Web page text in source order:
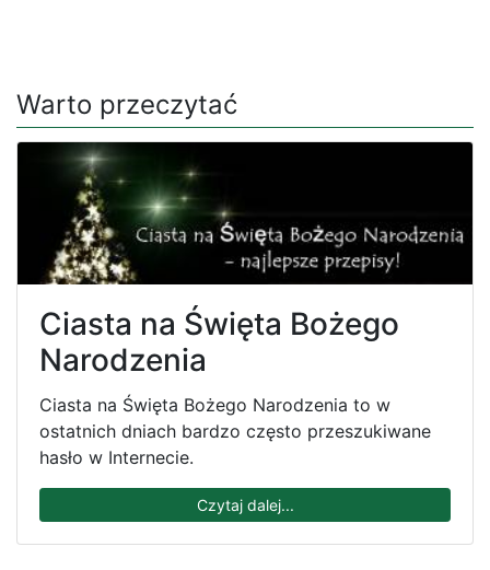
Warto przeczytać
Ciasta na Święta Bożego
Narodzenia
Ciasta na Święta Bożego Narodzenia to w
ostatnich dniach bardzo często przeszukiwane
hasło w Internecie.
Czytaj dalej...